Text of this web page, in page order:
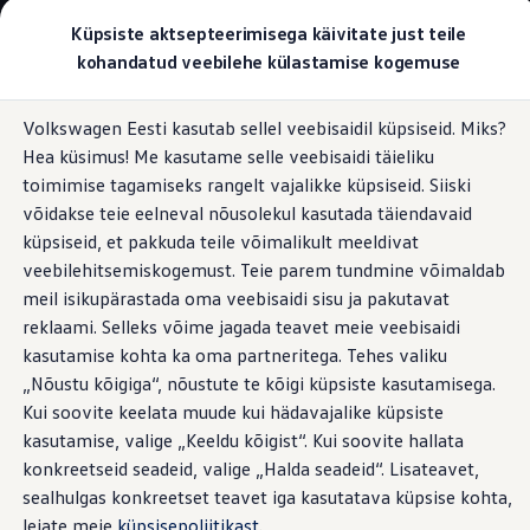
Küpsiste aktsepteerimisega käivitate just teile
kohandatud veebilehe külastamise kogemuse
Volkswagen Eesti kasutab sellel veebisaidil küpsiseid. Miks?
Hea küsimus! Me kasutame selle veebisaidi täieliku
toimimise tagamiseks rangelt vajalikke küpsiseid. Siiski
võidakse teie eelneval nõusolekul kasutada täiendavaid
küpsiseid, et pakkuda teile võimalikult meeldivat
veebilehitsemiskogemust. Teie parem tundmine võimaldab
meil isikupärastada oma veebisaidi sisu ja pakutavat
reklaami. Selleks võime jagada teavet meie veebisaidi
kasutamise kohta ka oma partneritega. Tehes valiku
„Nõustu kõigiga“, nõustute te kõigi küpsiste kasutamisega.
Kui soovite keelata muude kui hädavajalike küpsiste
kasutamise, valige „Keeldu kõigist“. Kui soovite hallata
konkreetseid seadeid, valige „Halda seadeid“. Lisateavet,
sealhulgas konkreetset teavet iga kasutatava küpsise kohta,
leiate meie küpsisepoliitikast.
põhisisu
juurde
jaluse
juurde
Valige oma Volkswagen
Mudelid ja konfiguraator
Uus ID. Cross
Konfigureeri
Volkswageni tarbesõidukid. Igaks ülesandeks valmis
Volkswagen laoautode e-pood
Pakkumised ja teenused
Juubelipakkumine
Autovahetus
Garantii
Volkswagen laoautode e-pood
Tasuta registreerimistasu sinu uuele Volkswagenile!
Tiguani pistikhübriid
Elektriautod ja hübriidautod
Golf eHybrid
Tiguan eHybrid
Passat eHybrid
Tayron eHybrid
Touareg eHybrid
Ära iial ütle iial
ID. teadmised
Haakekonks, haagise mass ja haagisega
manööverdamise abisüsteem Trailer Assist
Manööverdage
vaevata.Isegi suure
haagisega.